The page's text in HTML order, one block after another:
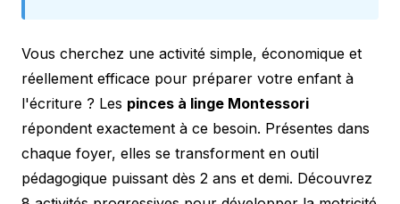
Vous cherchez une activité simple, économique et
réellement efficace pour préparer votre enfant à
l'écriture ? Les pinces à linge Montessori
répondent exactement à ce besoin. Présentes dans
chaque foyer, elles se transforment en outil
pédagogique puissant dès 2 ans et demi. Découvrez